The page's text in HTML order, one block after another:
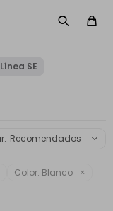
Línea SE
Recomendados
Color: Blanco